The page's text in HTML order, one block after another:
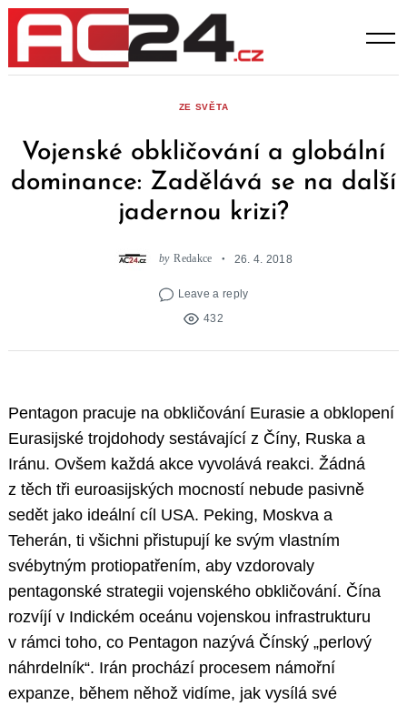
Skip
content
ZE SVĚTA
Vojenské obkličování a globální
dominance: Zadělává se na další
jadernou krizi?
by Redakce 26. 4. 2018
Leave a reply
432
Pentagon pracuje na obkličování Eurasie a obklopení
Eurasijské trojdohody sestávající z Číny, Ruska a
Iránu. Ovšem každá akce vyvolává reakci. Žádná
z těch tři euroasijských mocností nebude pasivně
sedět jako ideální cíl USA. Peking, Moskva a
Teherán, ti všichni přistupují ke svým vlastním
svébytným protiopatřením, aby vzdorovaly
pentagonské strategii vojenského obkličování. Čína
rozvíjí v Indickém oceánu vojenskou infrastrukturu
v rámci toho, co Pentagon nazývá Čínský „perlový
náhrdelník“. Irán prochází procesem námořní
expanze, během něhož vidíme, jak vysílá své